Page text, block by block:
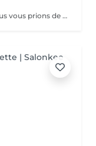
Cure valable 1 an à compter de l'achat. Nous vous prions de bien vouloir respecter votre rendez-vous. En prenant rendez-vous, vous occupez une place, dont une autre personne aurait éventuellement besoin. Tout rendez-vous non annulé 24h en avance, est susceptible d'être facturé. (Si vous ne pouvez pas vous présenter à votre RDV, proposez-le éventuellement à un proche ou à un ami) Toute l'équipe de Aromas Institut vous remercie pour votre respect et votre compréhension.